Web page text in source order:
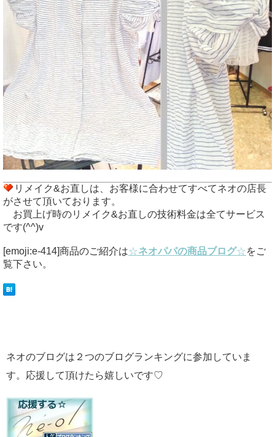
リメイク&お直しは、お客様に合わせてすべてネオの店長
がさせて頂いております。
お買上げ時のリメイク&お直しの技術料金は全てサービス
です(^^)v
[emoji:e-414]商品のご紹介は☆ネオパパの商品ブログ☆をご
覧下さい。
ネオのブログは２つのブログランキングに参加していま
す。応援して頂けたら嬉しいです♡